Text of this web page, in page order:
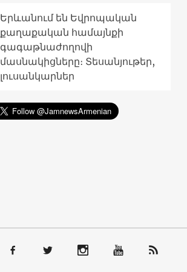
Երևանում են Եվրոպական
քաղաքական համայնքի
գագաթնաժողովի
մասնակիցները։ Տեսանյութեր,
լուսանկարներ